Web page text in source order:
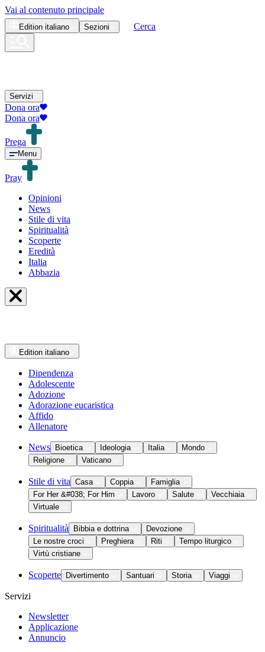
Vai al contenuto principale
Edition italiano Sezioni Cerca
Servizi
Dona ora
Dona ora
Prega
Menu
Pray
Opinioni
News
Stile di vita
Spiritualità
Scoperte
Eredità
Italia
Abbazia
Edition italiano
Dipendenza
Adolescente
Adozione
Adorazione eucaristica
Affido
Allenatore
News Bioetica Ideologia Italia
Mondo
Religione
Vaticano
Stile di vita Casa Coppia
Famiglia
For Her &#038; For Him
Lavoro Salute
Vecchiaia
Virtuale
Spiritualità Bibbia e dottrina
Devozione
Le nostre croci
Preghiera Riti
Tempo liturgico
Virtù cristiane
Scoperte Divertimento Santuari Storia Viaggi
Servizi
Newsletter
Applicazione
Annuncio